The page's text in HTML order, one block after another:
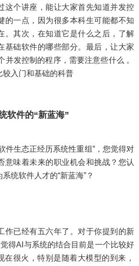
这个讲座，能让大家首先知道并发控
的一点，因为很多本科生可能都不知
。其次，在知道它是什么之后，了解
基础软件的哪些部分。最后，让大家
并发控制的程序，需要注意些什么 。
较入门和基础的科普
软件的“新蓝海”
件生态正经历系统性重组”，您觉得对
意味着未来的职业机会和挑战？您认
统软件人才的“新蓝海”？
作已经有五六年了。对于你提到的新
得AI与系统的结合目前是一个比较好
在很火，特别是随着大模型的到来，